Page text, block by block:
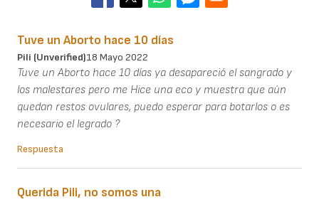
Tuve un Aborto hace 10 días
Pili (unverified)18 Mayo 2022
Tuve un Aborto hace 10 días ya desapareció el sangrado y
los malestares pero me Hice una eco y muestra que aún
quedan restos ovulares, puedo esperar para botarlos o es
necesario el legrado ?
Respuesta
Querida Pili, no somos una